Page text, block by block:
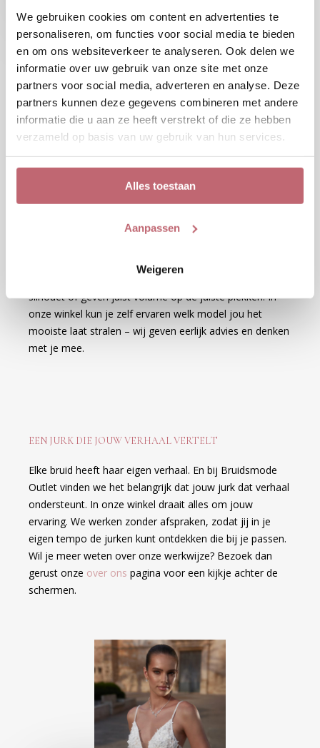
We gebruiken cookies om content en advertenties te
personaliseren, om functies voor social media te bieden
en om ons websiteverkeer te analyseren. Ook delen we
informatie over uw gebruik van onze site met onze
partners voor social media, adverteren en analyse. Deze
partners kunnen deze gegevens combineren met andere
informatie die u aan ze heeft verstrekt of die ze hebben
verzameld op basis van uw gebruik van hun services.
Alles toestaan
Aanpassen
Weigeren
DE KRACHT VAN DETAILS
Kleine elementen maken een groot verschil.
Bruidsjurken met kant en glans, handmatig
aangebrachte kralen of een subtiele glinsterende
onderlaag zorgen voor een rijk gevoel. Voeg daar een
lange sluier of een opvallende rug aan toe en je hebt
een jurk waar iedereen even stil van wordt. Je vindt bij
echt iets uitstralen.
een koninklijke jurk die bij jouw figuur past. Sommige
modellen accentueren de taille, andere verlengen het
silhouet of geven juist volume op de juiste plekken. In
onze winkel kun je zelf ervaren welk model jou het
mooiste laat stralen – wij geven eerlijk advies en denken
met je mee.
EEN JURK DIE JOUW VERHAAL VERTELT
Elke bruid heeft haar eigen verhaal. En bij Bruidsmode
Outlet vinden we het belangrijk dat jouw jurk dat verhaal
ondersteunt. In onze winkel draait alles om jouw
ervaring. We werken zonder afspraken, zodat jij in je
eigen tempo de jurken kunt ontdekken die bij je passen.
Wil je meer weten over onze werkwijze? Bezoek dan
gerust onze over ons pagina voor een kijkje achter de
schermen.
Close
Close